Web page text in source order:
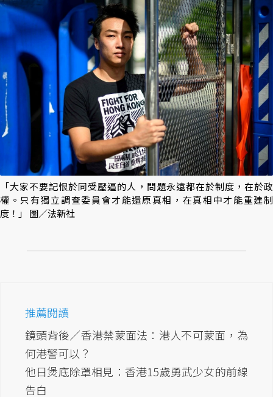
「大家不要記恨於同受壓逼的人，問題永遠都在於制度，在於政
權。只有獨立調查委員會才能還原真相，在真相中才能重建制
度！」 圖／法新社
推薦閱讀
鏡頭背後／香港禁蒙面法：港人不可蒙面，為
何港警可以？
他日煲底除罩相見：香港15歲勇武少女的前線
告白